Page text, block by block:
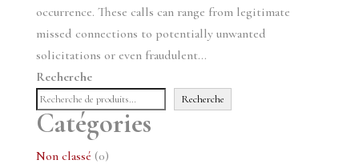
occurrence. These calls can range from legitimate
missed connections to potentially unwanted
solicitations or even fraudulent...
Recherche
Recherche
Catégories
Non classé 00